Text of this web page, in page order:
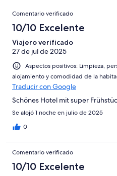
puntuación
Normal
una
puntuación
Mediocre
80
una
puntuación
de
Horrible
Comentarios
Comentario verificado
10/10 Excelente
Viajero verificado
27 de jul de 2025
Aspectos positivos: Limpieza,
alojamiento y comodidad de la
Traducir con Google
Schönes Hotel mit super
Se alojó 1 noche en julio de 2025
0
Comentario verificado
10/10 Excelente